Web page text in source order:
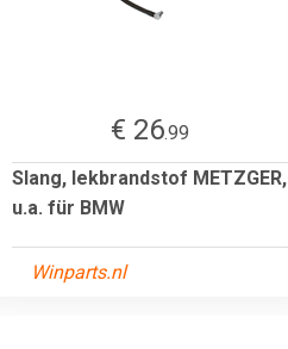
€ 26.99
Slang, lekbrandstof METZGER,
u.a. für BMW
Winparts.nl